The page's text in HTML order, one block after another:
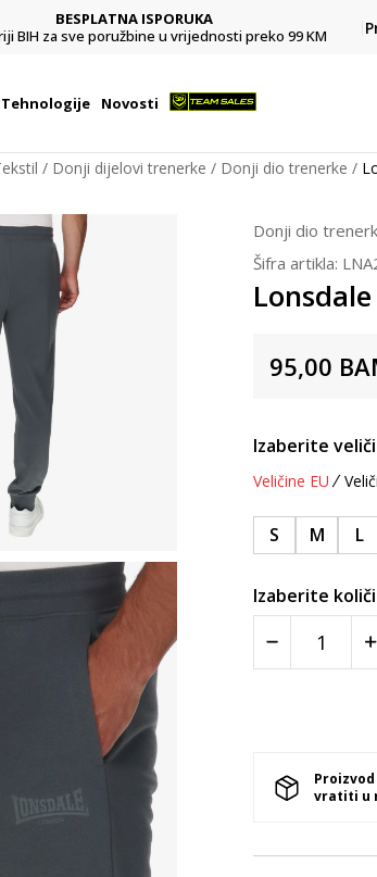
BESPLATNA ISPORUKA
BIH za sve poružbine u vrijednosti preko 99 KM
Tehnologije Novosti
Donji dijelovi trenerke Donji dio trenerke
Donji dio
Šifra artikla:
95,00
Izaberite
Veličine EU
S M L
Izaberite
vratiti u